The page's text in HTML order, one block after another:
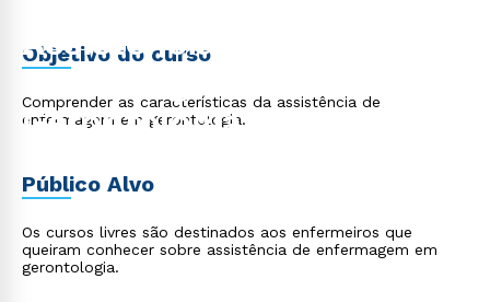
Assistência de
Enfermagem em
Gerontologia
Objetivo do curso
Comprender as características da assistência de
enfermagem em gerontologia.
Público Alvo
Os cursos livres são destinados aos enfermeiros que
queiram conhecer sobre assistência de enfermagem em
gerontologia.